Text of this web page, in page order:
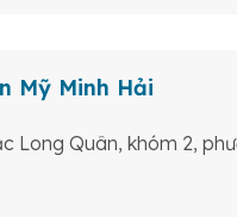
Mỹ Minh Hải
Long Quân, khóm 2,